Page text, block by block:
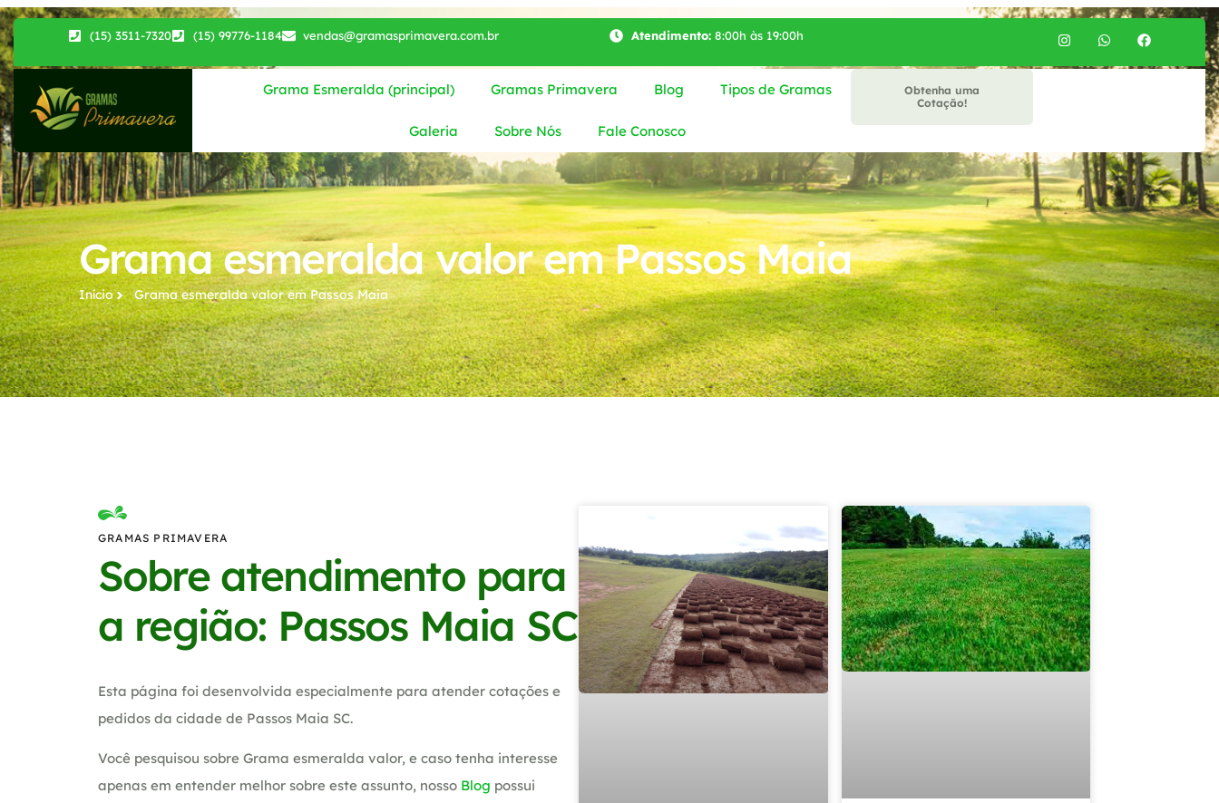
(15) 3511-7320 (15) 99776-1184 vendas@gramasprimavera.com.br Atendimento:8:00h às 19:00h
Grama Esmeralda (principal) Gramas Primavera Blog Tipos de Gramas
Galeria Sobre Nós Fale Conosco
Obtenha uma
Cotação!
Grama esmeralda valor em Passos Maia
Início Grama esmeralda valor​ em Passos Maia
GRAMAS PRIMAVERA
Sobre atendimento para
a região: Passos Maia SC
Esta página foi desenvolvida especialmente para atender cotações e
pedidos da cidade de Passos Maia SC.
Você pesquisou sobre Grama esmeralda valor, e caso tenha interesse
apenas em entender melhor sobre este assunto, nosso Blog possui